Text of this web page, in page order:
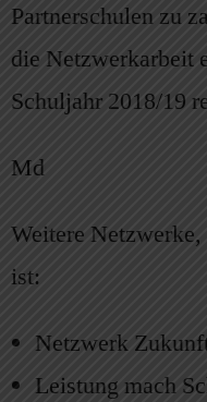
Partnerschulen zu
die Netzwerkarbeit
Schuljahr 2018/19
Md
Weitere
ist:
Netzwerk
Leistung mach